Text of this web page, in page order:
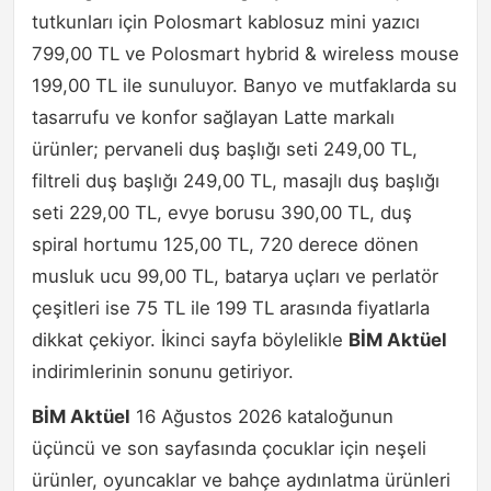
tutkunları için Polosmart kablosuz mini yazıcı
799,00 TL ve Polosmart hybrid & wireless mouse
199,00 TL ile sunuluyor. Banyo ve mutfaklarda su
tasarrufu ve konfor sağlayan Latte markalı
ürünler; pervaneli duş başlığı seti 249,00 TL,
filtreli duş başlığı 249,00 TL, masajlı duş başlığı
seti 229,00 TL, evye borusu 390,00 TL, duş
spiral hortumu 125,00 TL, 720 derece dönen
musluk ucu 99,00 TL, batarya uçları ve perlatör
çeşitleri ise 75 TL ile 199 TL arasında fiyatlarla
dikkat çekiyor. İkinci sayfa böylelikle BİM Aktüel
indirimlerinin sonunu getiriyor.
BİM Aktüel 16 Ağustos 2026 kataloğunun
üçüncü ve son sayfasında çocuklar için neşeli
ürünler, oyuncaklar ve bahçe aydınlatma ürünleri